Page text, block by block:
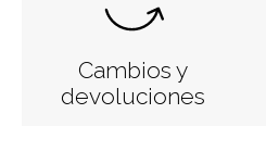
Cambios y
devoluciones